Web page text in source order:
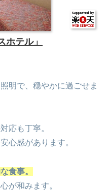
ホテル」
明で、穏やかに過ごせま
応も丁寧。
心感があります。
食事。
が和みます。